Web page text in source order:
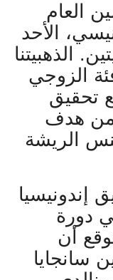
العام
الأحد
الذهبيتنا
الزوجي
تحقيق
من هدف
الريشة
إندونيسيا
دورة
2018. يتوقع أن
سانجايا